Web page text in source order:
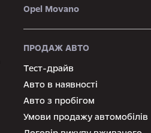
Opel Movano
ПРОДАЖ АВТО
Тест-драйв
Авто в наявності
Авто з пробігом
Умови продажу автомобілів